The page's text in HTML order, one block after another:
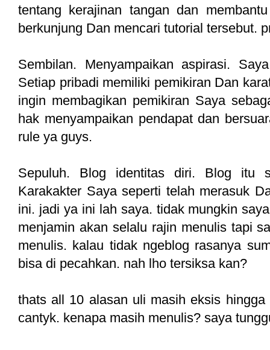
tentang kerajinan tangan dan
berkunjung Dan mencari tutorial tersebut.
Sembilan. Menyampaikan aspirasi.
Setiap pribadi memiliki pemikiran Dan
ingin membagikan pemikiran Saya
hak menyampaikan pendapat dan
rule ya guys.
Sepuluh. Blog identitas diri. Blog itu
Karakakter Saya seperti telah merasuk
ini. jadi ya ini lah saya. tidak mungkin
menjamin akan selalu rajin menulis tapi
menulis. kalau tidak ngeblog rasanya
bisa di pecahkan. nah lho tersiksa kan?
thats all 10 alasan uli masih eksis
cantyk. kenapa masih menulis? saya